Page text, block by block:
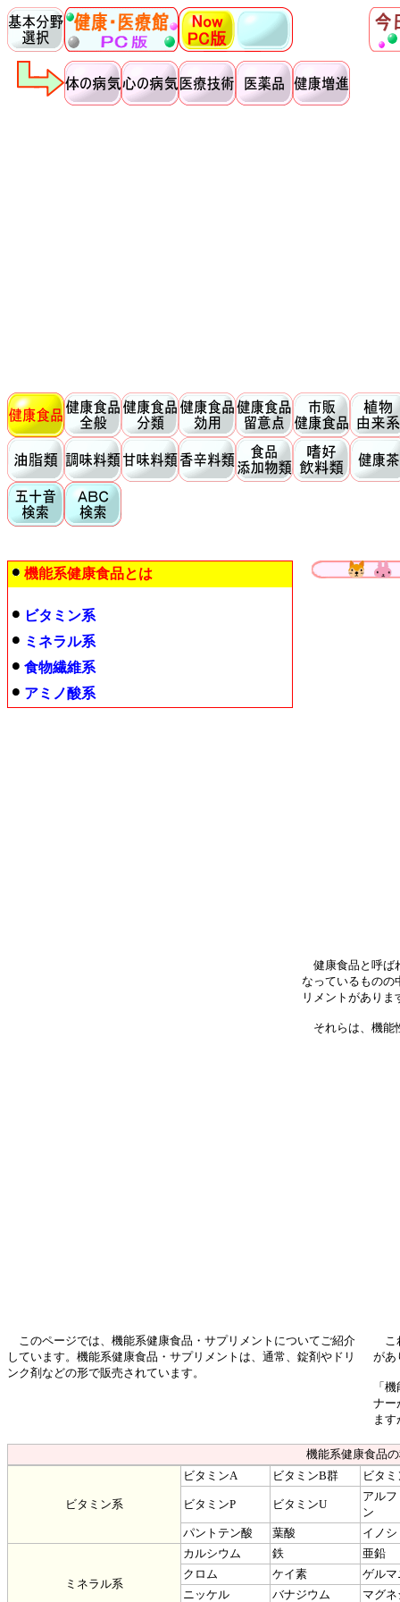
健康食品と呼ば
なっているものの
リメントがありま
それらは、機能
機能系健康食品とは
ビタミン系
ミネラル系
食物繊維系
アミノ酸系
このページでは、機能系健康食品・サプリメントについてご紹介
しています。機能系健康食品・サプリメントは、通常、錠剤やドリ
ンク剤などの形で販売されています。
こ
があ
「
ナー
ま
機能系健康食品
ビタミン系
ビタミンA ビタミンB群 ビタ
ビタミンP ビタミンU
アル
ン
パントテン酸
葉酸 イノ
ミネラル系
カルシウム 鉄
亜鉛
クロム
ケイ素
ゲルマ
ニッケル
バナジウム
マグ